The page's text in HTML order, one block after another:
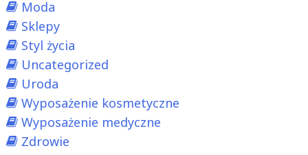
Moda
Sklepy
Styl życia
Uncategorized
Uroda
Wyposażenie kosmetyczne
Wyposażenie medyczne
Zdrowie